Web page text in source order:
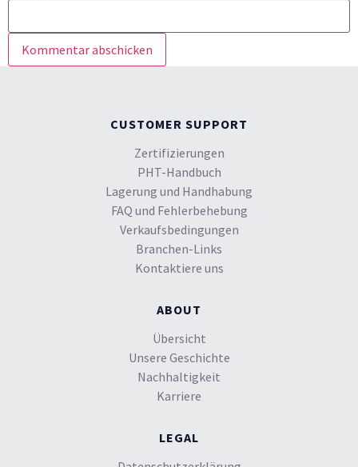
CUSTOMER SUPPORT
Zertifizierungen
PHT-Handbuch
Lagerung und Handhabung
FAQ und Fehlerbehebung
Verkaufsbedingungen
Branchen-Links
Kontaktiere uns
ABOUT
Übersicht
Unsere Geschichte
Nachhaltigkeit
Karriere
LEGAL